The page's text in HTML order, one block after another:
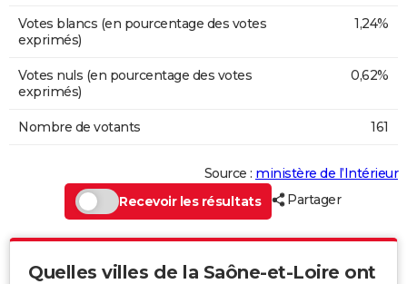
Votes blancs (en pourcentage des votes
exprimés)
1,24%
Votes nuls (en pourcentage des votes
exprimés)
0,62%
Nombre de votants 161
Source : ministère de l’Intérieur
Recevoir les résultats
Partager
Quelles villes de la Saône-et-Loire ont